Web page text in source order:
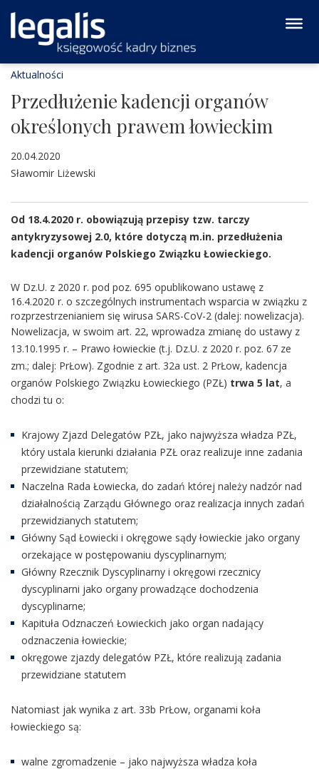
Aktualności
Przedłużenie kadencji organów
określonych prawem łowieckim
20.04.2020
Sławomir Liżewski
Od 18.4.2020 r. obowiązują przepisy tzw. tarczy
antykryzysowej 2.0, które dotyczą m.in. przedłużenia
kadencji organów Polskiego Związku Łowieckiego.
W Dz.U. z 2020 r. pod poz. 695 opublikowano ustawę z
16.4.2020 r. o szczególnych instrumentach wsparcia w związku z
rozprzestrzenianiem się wirusa SARS-CoV-2 (dalej: nowelizacja).
Nowelizacja, w swoim art. 22, wprowadza zmianę do ustawy z
13.10.1995 r. – Prawo łowieckie (t.j. Dz.U. z 2020 r. poz. 67 ze
zm.; dalej: PrŁow). Zgodnie z art. 32a ust. 2 PrŁow, kadencja
organów Polskiego Związku Łowieckiego (PZŁ) trwa 5 lat, a
chodzi tu o:
Krajowy Zjazd Delegatów PZŁ, jako najwyższa władza PZŁ,
który ustala kierunki działania PZŁ oraz realizuje inne zadania
przewidziane statutem;
Naczelna Rada Łowiecka, do zadań której należy nadzór nad
działalnością Zarządu Głównego oraz realizacja innych zadań
przewidzianych statutem;
Główny Sąd Łowiecki i okręgowe sądy łowieckie jako organy
orzekające w postępowaniu dyscyplinarnym;
Główny Rzecznik Dyscyplinarny i okręgowi rzecznicy
dyscyplinarni jako organy prowadzące dochodzenia
dyscyplinarne;
Kapituła Odznaczeń Łowieckich jako organ nadający
odznaczenia łowieckie;
okręgowe zjazdy delegatów PZŁ, które realizują zadania
przewidziane statutem
Natomiast jak wynika z art. 33b PrŁow, organami koła
łowieckiego są:
walne zgromadzenie – jako najwyższa władza koła